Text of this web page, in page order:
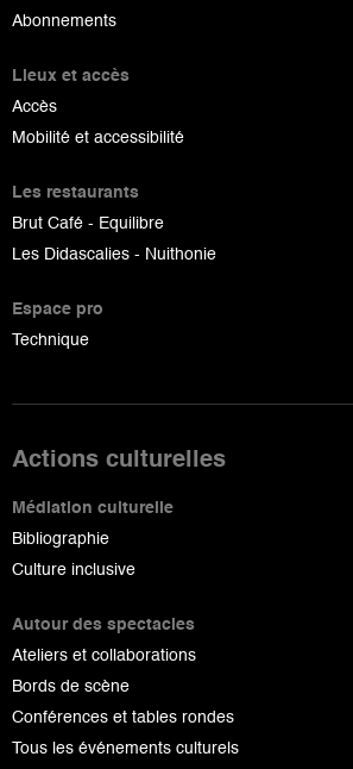
Abonnements
Lieux et accès
Accès
Mobilité et accessibilité
Les restaurants
Brut Café - Equilibre
Les Didascalies - Nuithonie
Espace pro
Technique
Actions culturelles
Médiation culturelle
Bibliographie
Culture inclusive
Autour des spectacles
Ateliers et collaborations
Bords de scène
Conférences et tables rondes
Tous les événements culturels